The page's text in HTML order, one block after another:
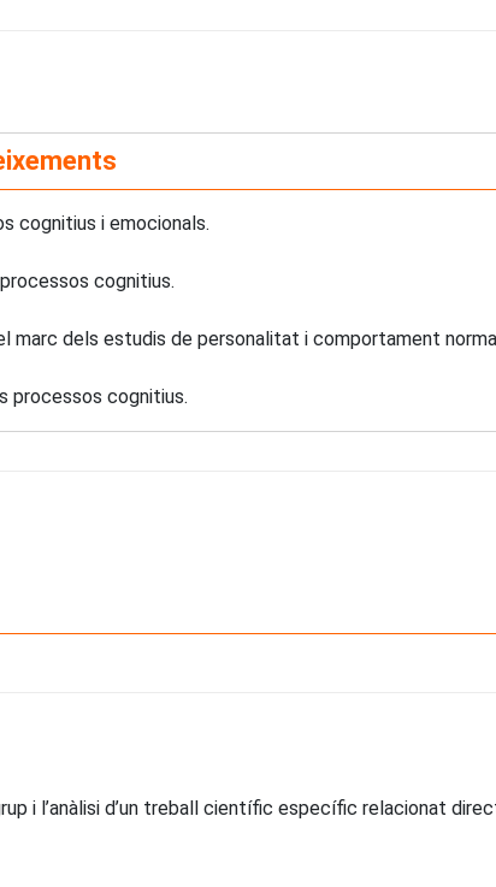
cognitius i emocionals.
cognitius.
marc dels estudis de personalitat i comportament
processos cognitius.
i l’anàlisi d’un treball científic específic relacionat